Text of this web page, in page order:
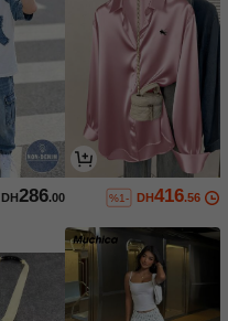
DH416.56
%1-
DH286.00